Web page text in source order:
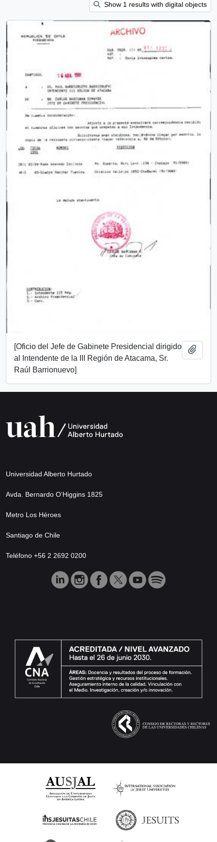
Show 1 results with digital objects
[Oficio del Jefe de Gabinete Presidencial dirigido
al Intendente de la III Región de Atacama, Sr.
Raúl Barrionuevo]
Universidad Alberto Hurtado
Avda. Bernardo O’Higgins 1825
Metro Los Héroes
Santiago de Chile
Teléfono +56 2 2692 0200